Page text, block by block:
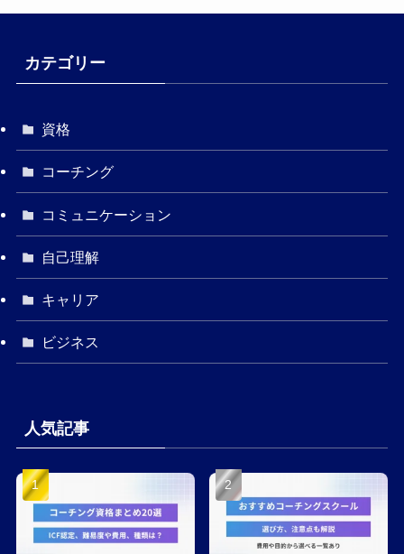
カテゴリー
資格
コーチング
コミュニケーション
自己理解
キャリア
ビジネス
人気記事